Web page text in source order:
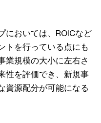
においては、ROICなど
トを行っている点にも
業規模の大小に左右さ
性を評価でき、新規事
資源配分が可能になる